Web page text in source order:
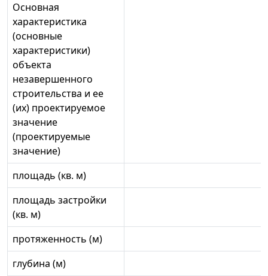
Основная
характеристика
(основные
характеристики)
объекта
незавершенного
строительства и ее
(их) проектируемое
значение
(проектируемые
значение)
площадь (кв. м)
площадь застройки
(кв. м)
протяженность (м)
глубина (м)